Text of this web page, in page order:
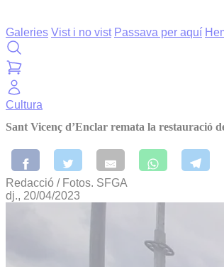
Galeries Vist i no vist Passava per aquí
Cultura
Sant Vicenç d’Enclar remata la restauració
Redacció / Fotos. SFGA
dj., 20/04/2023